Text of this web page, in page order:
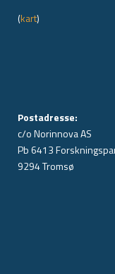
(kart)
Postadresse:
c/o Norinnova AS
Pb 6413
9294 Tromsø